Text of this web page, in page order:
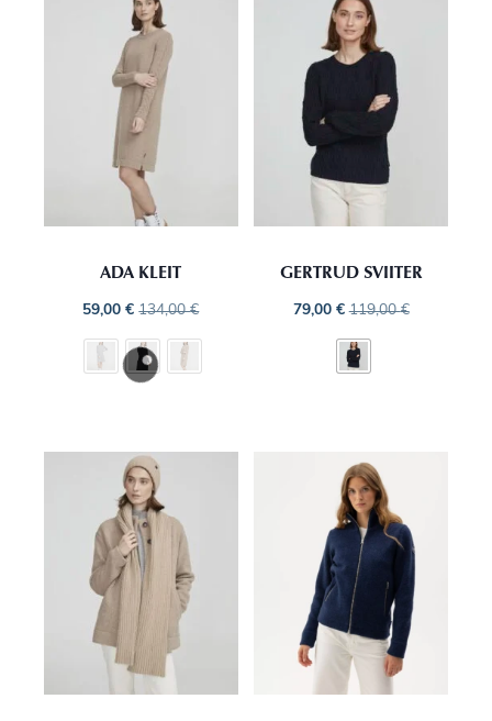
ADA KLEIT
59,00€ 134,00€
GERTRUD SVIITER
79,00 € 119,00€